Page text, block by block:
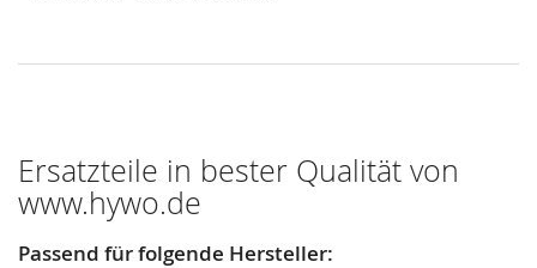
Ersatzteile in bester Qualität von
www.hywo.de
Passend für folgende Hersteller: